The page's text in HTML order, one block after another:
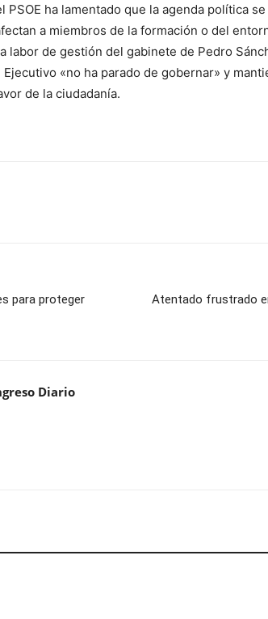
PSOE ha lamentado que la agenda política
a miembros de la formación o del
labor de gestión del gabinete de Pedro
«no ha parado de gobernar» y
de la ciudadanía.
para proteger
Atentado frustrado
Diario